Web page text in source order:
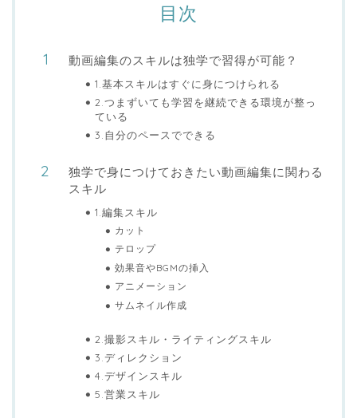
目次
動画編集のスキルは独学で習得が可能？
1.基本スキルはすぐに身につけられる
2.つまずいても学習を継続できる環境が整っ
ている
3.自分のペースでできる
独学で身につけておきたい動画編集に関わる
スキル
1.編集スキル
カット
テロップ
効果音やBGMの挿入
アニメーション
サムネイル作成
2.撮影スキル・ライティングスキル
3.ディレクション
4.デザインスキル
5.営業スキル